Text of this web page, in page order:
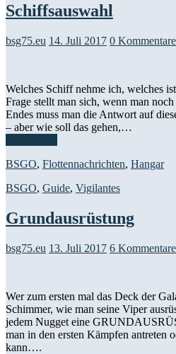
Schiffsauswahl
bsg75.eu 14. Juli 2017 0 Kommentare
Welches Schiff nehme ich, welches
Frage stellt man sich, wenn man
Endes muss man die Antwort auf
– aber wie soll das gehen,…
BSGO, Flottennachrichten, Hangar
BSGO, Guide, Vigilantes
Grundausrüstung
bsg75.eu 13. Juli 2017 6 Kommentare
Wer zum ersten mal das Deck der
Schimmer, wie man seine Viper
jedem Nugget eine
man in den ersten Kämpfen antreten
kann….